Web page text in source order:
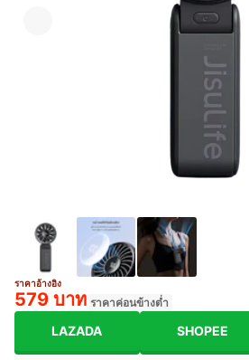
ราคาอ้างอิง
579 บาท ราคาค่อนข้างต่ำ
LAZADA SHOPEE